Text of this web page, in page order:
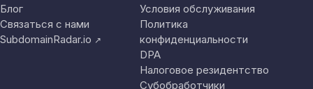
Блог
Связаться с нами
SubdomainRadar.io ↗
Условия обслуживания
Политика
конфиденциальности
DPA
Налоговое резидентство
Субобработчики